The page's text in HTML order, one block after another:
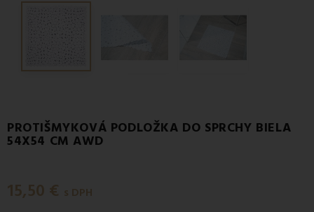
PROTIŠMYKOVÁ PODLOŽKA DO SPRCHY BIELA
54X54 CM AWD
15,50 € s DPH